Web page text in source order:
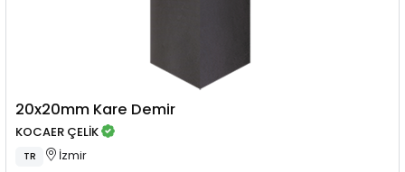
20x20mm Kare Demir
KOCAER ÇELİK
TR İzmir